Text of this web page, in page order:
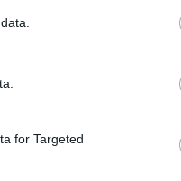
for Targeted
le lenne maradva a
zúdul, a tempóra,
az ember, hogy
hozok létre
érzi, hogy róla szól.